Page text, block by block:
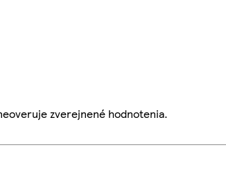
zverejnené hodnotenia.